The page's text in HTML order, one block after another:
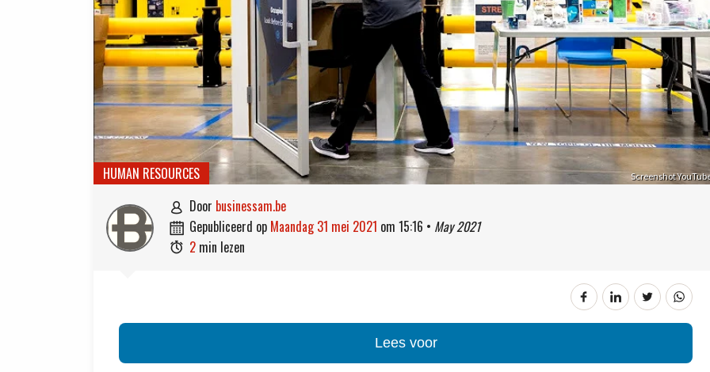
Screenshot
HUMAN RESOURCES
 door businessam.be
 gepubliceerd op maandag 31 mei 2021 om 15:16 • May 2021
 2 min lezen
Lees voor